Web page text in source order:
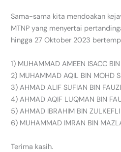
Sama-sama kita mendoakan
MTNP yang menyertai
hingga 27 Oktober 2023
1) MUHAMMAD AMEEN ISACC
2) MUHAMMAD AQIL BIN MOHD
3) AHMAD ALIF SUFIAN BIN FAUZI
4) AHMAD AQIF LUQMAN BIN
5) AHMAD IBRAHIM BIN ZULKEFLI
6) MUHAMMAD IMRAN BIN
Terima kasih.